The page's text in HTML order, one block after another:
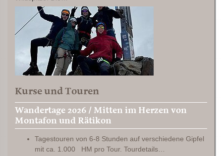
Kurse und Touren
Wandertage 2026 / Mitten im Herzen von
Montafon und Rätikon
Tagestouren von 6-8 Stunden auf verschiedene Gipfel
mit ca. 1.000 HM pro Tour. Tourdetails…